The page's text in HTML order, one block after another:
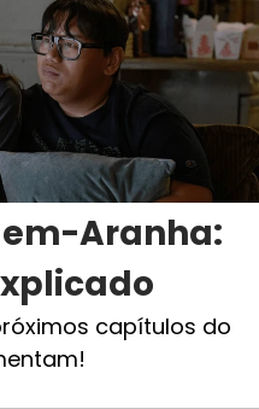
Aranha:
capítulos do